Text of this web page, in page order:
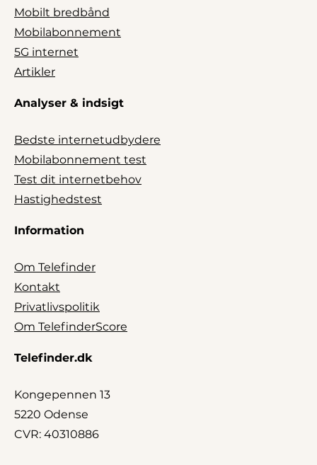
Mobilt bredbånd
Mobilabonnement
5G internet
Artikler
Analyser & indsigt
Bedste internetudbydere
Mobilabonnement test
Test dit internetbehov
Hastighedstest
Information
Om Telefinder
Kontakt
Privatlivspolitik
Om TelefinderScore
Telefinder.dk
Kongepennen 13
5220 Odense
CVR: 40310886